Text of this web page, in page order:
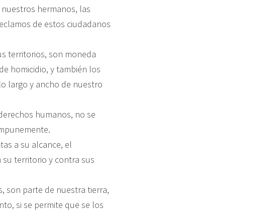
hermanos, las
de estos ciudadanos
territorios, son moneda
homicidio, y también los
largo y ancho de nuestro
humanos, no se
a su alcance, el
territorio y contra sus
son parte de nuestra tierra,
si se permite que se los